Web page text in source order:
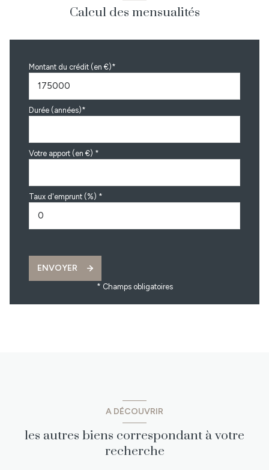
Calcul des mensualités
Montant du crédit (en €)*
Durée (années)*
Votre apport (en €) *
Taux d'emprunt (%) *
ENVOYER
* Champs obligatoires
A DÉCOUVRIR
les autres biens correspondant à votre
recherche